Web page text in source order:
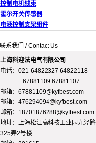
控制电机线束
霍尔开关传感器
电液控制支架组件
联系我们 / Contact Us
上海科迎法电气有限公司
电话：021-64822327 64822118
67881109 67881107
邮箱：67881109@kyfbest.com
邮箱：476294094@kyfbest.com
邮箱：18701876288@kyfbest.com
地址：上海松江高科技工业园九泾路
325弄2号楼